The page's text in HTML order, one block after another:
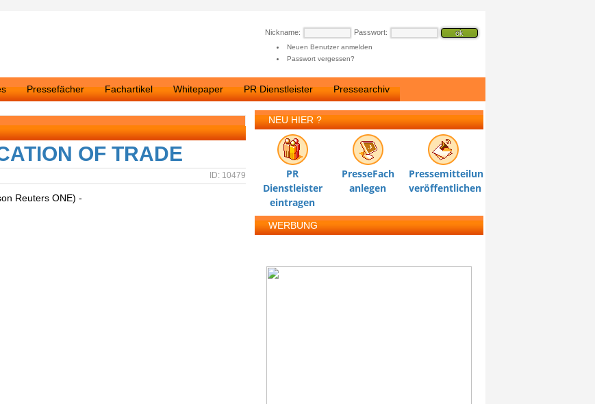
Nickname: Passwort:
Neuen Benutzer anmelden
Passwort vergessen?
Pressefächer Fachartikel Whitepaper PR Dienstleister Pressearchiv
OF TRADE
ID: 10479
Reuters ONE) -
NEU HIER ?
PR
Dienstleister
eintragen
PresseFach
anlegen
Pressemitteilung
veröffentlichen
WERBUNG